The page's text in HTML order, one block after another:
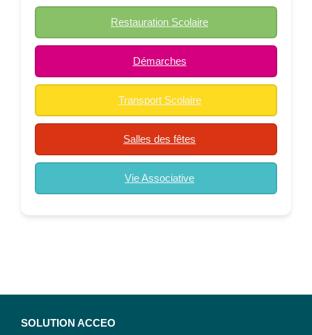
Restauration Scolaire
Démarches
Transport Scolaire
Salles des fêtes
Vie Associative
SOLUTION ACCEO